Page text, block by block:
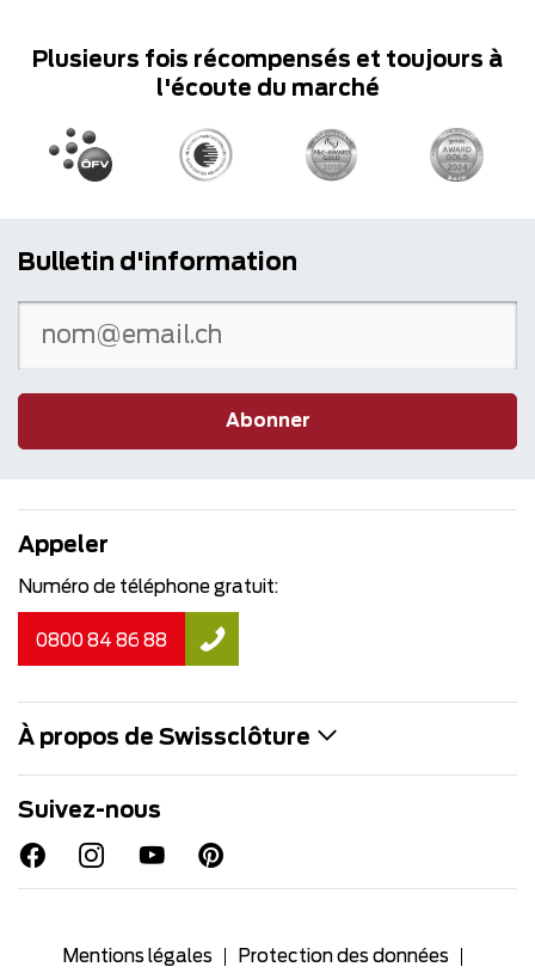
Plusieurs fois récompensés et toujours à
l'écoute du marché
Bulletin d'information
Abonner
Appeler
Numéro de téléphone gratuit:
0800 84 86 88
À propos de Swissclôture
Suivez-nous
Mentions légales Protection des données